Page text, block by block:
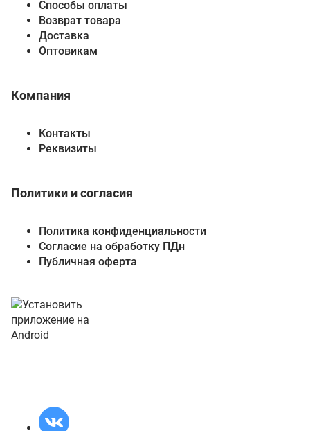
Способы оплаты
Возврат товара
Доставка
Оптовикам
Компания
Контакты
Реквизиты
Политики и согласия
Политика конфиденциальности
Согласие на обработку ПДн
Публичная оферта